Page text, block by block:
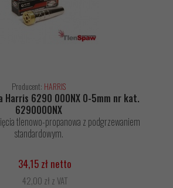
Producent: HARRIS
Harris 6290 000NX 0-5mm nr kat.
6290000NX
tlenowo-propanowa z podgrzewaniem
standardowym.
34,15 zł netto
42,00 zł z VAT